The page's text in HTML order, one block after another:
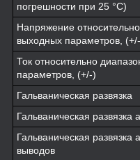
погрешности при 25 °C)
Напряжение
выходных параметров,
Ток относительно
параметров, (+/-)
Гальваническая развязка
Гальваническая развязка
Гальваническая развязка
выводов